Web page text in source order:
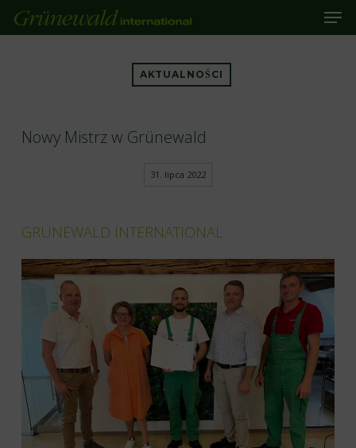
AKTUALNOŚCI
Nowy Mistrz w Grünewald
31. lipca 2022
GRÜNEWALD INTERNATIONAL